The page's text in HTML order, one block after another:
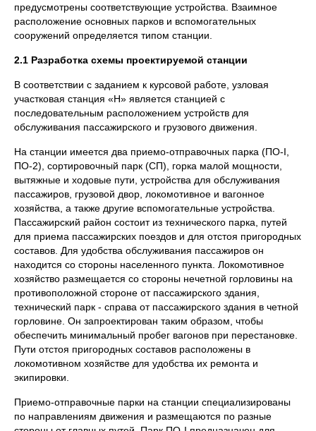
предусмотрены соответствующие устройства. Взаимное
расположение основных парков и вспомогательных
сооружений определяется типом станции.
2.1 Разработка схемы проектируемой станции
В соответствии с заданием к курсовой работе, узловая
участковая станция «Н» является станцией с
последовательным расположением устройств для
обслуживания пассажирского и грузового движения.
На станции имеется два приемо-отправочных парка (ПО-I,
ПО-2), сортировочный парк (СП), горка малой мощности,
вытяжные и ходовые пути, устройства для обслуживания
пассажиров, грузовой двор, локомотивное и вагонное
хозяйства, а также другие вспомогательные устройства.
Пассажирский район состоит из технического парка, путей
для приема пассажирских поездов и для отстоя пригородных
составов. Для удобства обслуживания пассажиров он
находится со стороны населенного пункта. Локомотивное
хозяйство размещается со стороны нечетной горловины на
противоположной стороне от пассажирского здания,
технический парк - справа от пассажирского здания в четной
горловине. Он запроектирован таким образом, чтобы
обеспечить минимальный пробег вагонов при перестановке.
Пути отстоя пригородных составов расположены в
локомотивном хозяйстве для удобства их ремонта и
экипировки.
Приемо-отправочные парки на станции специализированы
по направлениям движения и размещаются по разные